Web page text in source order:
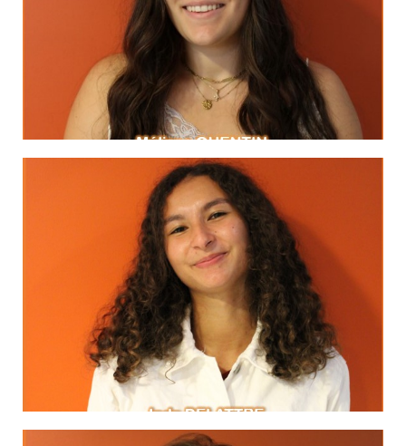
MA DEVISE
-"Tout ce que je sais,
c'est que je ne sais rien."
Socrate
MA DEVISE
"Si tu abandonnes une fois,
cela peut devenir une habitude.
N'abandonne jamais."
Michael Jordan
LinkedIn